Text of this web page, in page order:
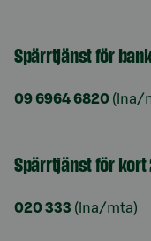
Spärrtjänst för
09 6964 6820 (lna/
Spärrtjänst för
020 333 (lna/mta)